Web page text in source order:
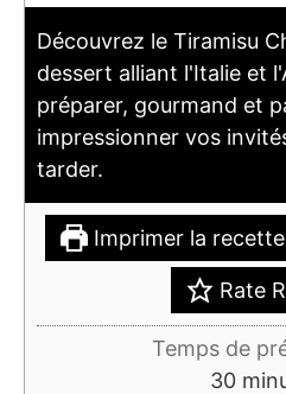
Découvrez le Tiramisu
dessert alliant l'Italie et
préparer, gourmand et
impressionner vos
tarder.
Imprimer la recette
Rate
Temps de
30